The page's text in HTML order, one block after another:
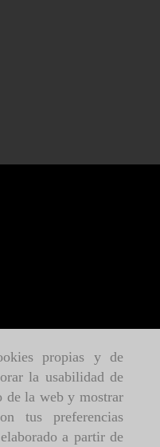
propias y de
la usabilidad de
de la web y mostrar
tus preferencias
a partir de